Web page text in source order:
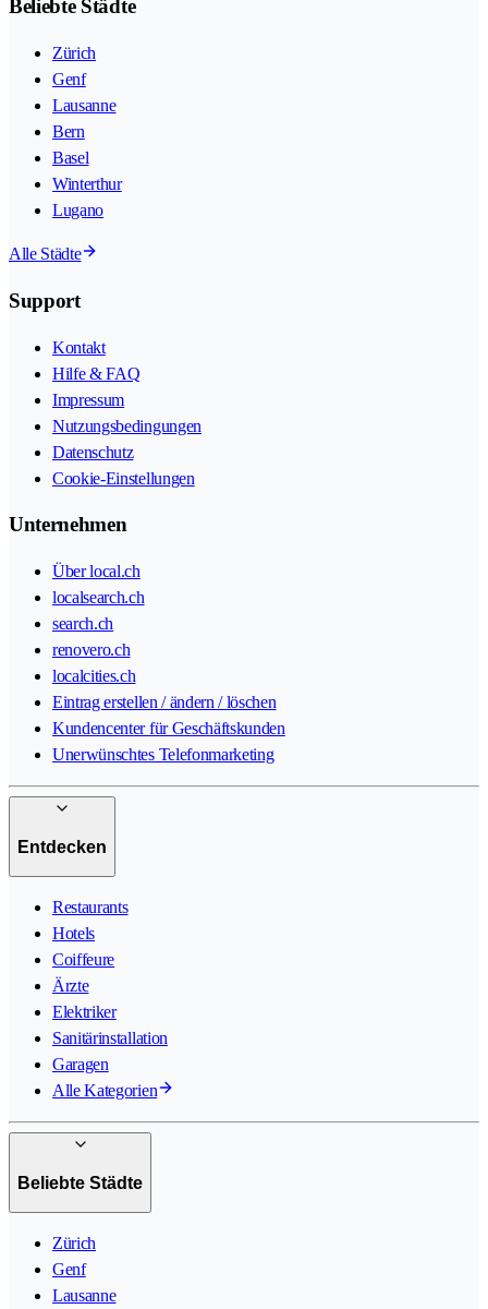
Beliebte Städte
Zürich
Genf
Lausanne
Bern
Basel
Winterthur
Lugano
Alle Städte
Support
Kontakt
Hilfe & FAQ
Impressum
Nutzungsbedingungen
Datenschutz
Cookie-Einstellungen
Unternehmen
Über local.ch
localsearch.ch
search.ch
renovero.ch
localcities.ch
Eintrag erstellen / ändern / löschen
Kundencenter für Geschäftskunden
Unerwünschtes Telefonmarketing
Entdecken
Restaurants
Hotels
Coiffeure
Ärzte
Elektriker
Sanitärinstallation
Garagen
Alle Kategorien
Beliebte Städte
Zürich
Genf
Lausanne